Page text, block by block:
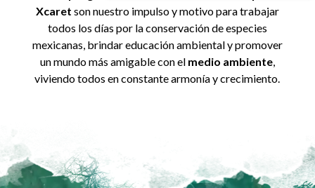
Xcaret son nuestro impulso y motivo para trabajar
todos los días por la conservación de especies
mexicanas, brindar educación ambiental y promover
un mundo más amigable con el medio ambiente,
viviendo todos en constante armonía y crecimiento.